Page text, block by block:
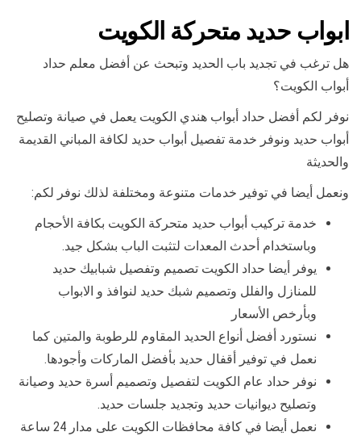
ابواب حديد متحركة الكويت
هل ترغب في تجديد باب الحديد وتبحث عن أفضل معلم حداد
أبواب الكويت؟
نوفر لكم أفضل حداد أبواب هندي الكويت يعمل في صيانة وتصليح
أبواب حديد ونوفر خدمة تفصيل أبواب حديد لكافة المباني القديمة
والحديثة
ونعمل أيضا في توفير خدمات متنوعة ومختلفة لذلك نوفر لكم:
خدمة تركيب أبواب حديد متحركة الكويت بكافة الأحجام
وباستخدام أحدث المعدات لتثبت الباب بشكل جيد.
يوفر أيضا حداد الكويت تصميم وتفصيل شبابيك حديد
للمنازل والفلل وتصميم شبك حديد لنوافذ و الابواب
وبأرخص الأسعار
نستورد أفضل أنواع الحديد المقاوم للرطوبة والمتين كما
نعمل في توفير أقفال حديد بأفضل الماركات وأجودها.
نوفر حداد عام الكويت لتفصيل وتصميم أسرة حديد وصيانة
وتصليح ديوانيات حديد وتجديد جلسات حديد.
نعمل أيضا في كافة محافظات الكويت على مدار 24 ساعة